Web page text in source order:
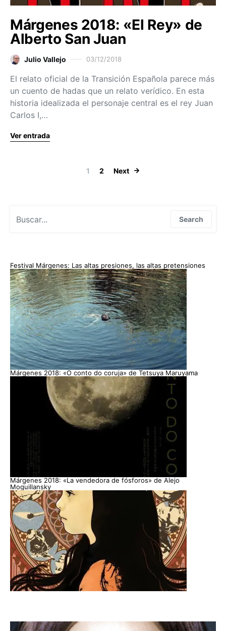
Márgenes 2018: «El Rey» de
Alberto San Juan
Julio Vallejo 03/12/2018
El relato oficial de la Transición Española parece más
un cuento de hadas que un relato verídico. En esta
historia idealizada el personaje central es el rey Juan
Carlos I,…
Ver entrada
Paginación
1 2 Next
Search
Festival Márgenes: Las altas presiones, las altas pretensiones
Márgenes 2018: «O conto do coruja» de Tetsuya Maruyama
Márgenes 2018: «La vendedora de fósforos» de Alejo
Moguillansky